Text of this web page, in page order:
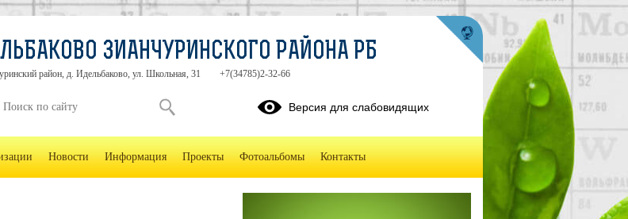
ЗИАНЧУРИНСКОГО РАЙОНА РБ
район, д. Идельбаково, ул. Школьная, 31 +7(34785)2-32-66
Версия для слабовидящих
Новости Информация Проекты Фотоальбомы Контакты